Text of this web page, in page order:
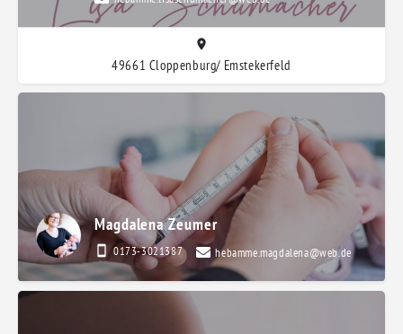
49661 Cloppenburg/ Emstekerfeld
Magdalena Zeumer
0173-3021387 hebamme.magdalena@web.de